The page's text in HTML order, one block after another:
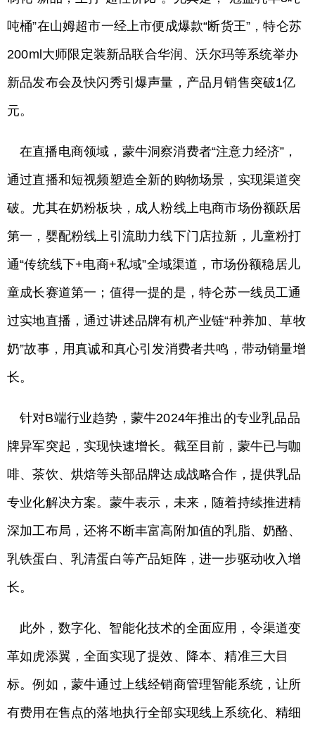
吨桶”在山姆超市一经上市便成爆款“断货王”，特仑苏
200ml大师限定装新品联合华润、沃尔玛等系统举办
新品发布会及快闪秀引爆声量，产品月销售突破1亿
元。
在直播电商领域，蒙牛洞察消费者“注意力经济”，
通过直播和短视频塑造全新的购物场景，实现渠道突
破。尤其在奶粉板块，成人粉线上电商市场份额跃居
第一，婴配粉线上引流助力线下门店拉新，儿童粉打
通“传统线下+电商+私域”全域渠道，市场份额稳居儿
童成长赛道第一；值得一提的是，特仑苏一线员工通
过实地直播，通过讲述品牌有机产业链“种养加、草牧
奶”故事，用真诚和真心引发消费者共鸣，带动销量增
长。
针对B端行业趋势，蒙牛2024年推出的专业乳品品
牌异军突起，实现快速增长。截至目前，蒙牛已与咖
啡、茶饮、烘焙等头部品牌达成战略合作，提供乳品
专业化解决方案。蒙牛表示，未来，随着持续推进精
深加工布局，还将不断丰富高附加值的乳脂、奶酪、
乳铁蛋白、乳清蛋白等产品矩阵，进一步驱动收入增
长。
此外，数字化、智能化技术的全面应用，令渠道变
革如虎添翼，全面实现了提效、降本、精准三大目
标。例如，蒙牛通过上线经销商管理智能系统，让所
有费用在售点的落地执行全部实现线上系统化、精细